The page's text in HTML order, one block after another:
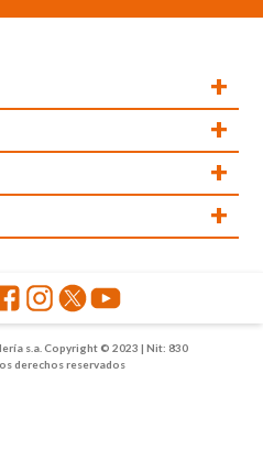
+
+
+
+
s.a. Copyright © 2023 | Nit: 830
derechos reservados